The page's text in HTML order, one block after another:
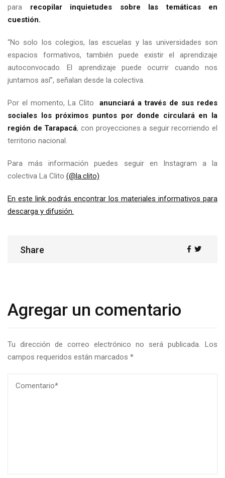
para recopilar inquietudes sobre las temáticas en
cuestión.
“No solo los colegios, las escuelas y las universidades son
espacios formativos, también puede existir el aprendizaje
autoconvocado. El aprendizaje puede ocurrir cuando nos
juntamos así”, señalan desde la colectiva.
Por el momento, La Clitoanunciará a través de sus redes
sociales los próximos puntos por donde circulará en la
región de Tarapacá, con proyecciones a seguir recorriendo el
territorio nacional.
Para más información puedes seguir en Instagram a la
colectiva La Clito (@la.clito)
En este link podrás encontrar los materiales informativos para
descarga y difusión.
Share
Share
Agregar un comentario
Tu dirección de correo electrónico no será publicada.
Los
campos requeridos están marcados *